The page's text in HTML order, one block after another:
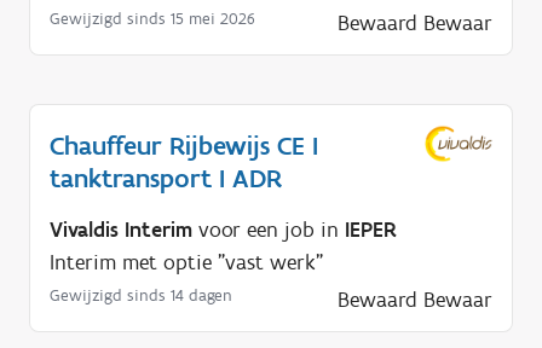
Gewijzigd sinds 15 mei 2026 Bewaard Bewaar
Chauffeur Rijbewijs CE I
tanktransport I ADR
Vivaldis Interim voor een job in IEPER
Interim met optie "vast werk"
Gewijzigd sinds 14 dagen Bewaard Bewaar